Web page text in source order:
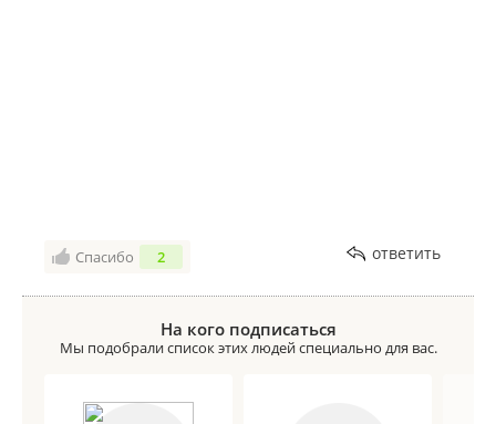
Спасибо 2 ответить
На кого подписаться
Мы подобрали список этих людей специально для вас.